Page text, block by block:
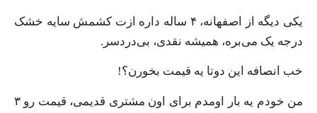
یکی دیگه از اصفهانه، ۴ ساله داره ازت کشمش سایه خشک
درجه یک می‌بره، همیشه نقدی، بی‌دردسر.
خب انصافه این دوتا یه قیمت بخورن؟!
من خودم یه بار اومدم برای اون مشتری قدیمی، قیمت رو ۳